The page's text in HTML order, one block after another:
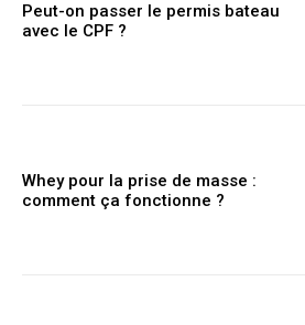
Peut-on passer le permis bateau
avec le CPF ?
Whey pour la prise de masse :
comment ça fonctionne ?